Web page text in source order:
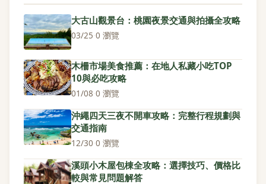
大古山觀景台：桃園夜景交通與拍攝全攻略
03/25·0 瀏覽
木柵市場美食推薦：在地人私藏小吃TOP
10與必吃攻略
01/08·0 瀏覽
沖繩四天三夜不開車攻略：完整行程規劃與
交通指南
12/30·0 瀏覽
溪頭小木屋包棟全攻略：選擇技巧、價格比
較與常見問題解答